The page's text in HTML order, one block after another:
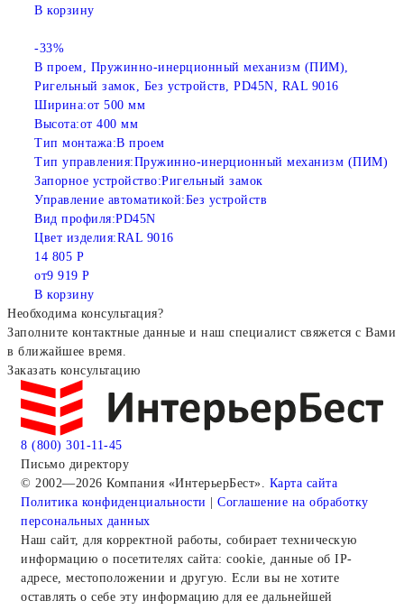
В корзину
-33%
В проем, Пружинно-инерционный механизм (ПИМ),
Ригельный замок, Без устройств, PD45N, RAL 9016
Ширина:от 500 мм
Высота:от 400 мм
Тип монтажа:В проем
Тип управления:Пружинно-инерционный механизм (ПИМ)
Запорное устройство:Ригельный замок
Управление автоматикой:Без устройств
Вид профиля:PD45N
Цвет изделия:RAL 9016
14 805 Р
от9 919 Р
В корзину
Необходима консультация?
Заполните контактные данные и наш специалист свяжется с Вами
в ближайшее время.
Заказать консультацию
8 (800) 301-11-45
Письмо директору
© 2002—2026 Компания «ИнтерьерБест». Карта сайта
Политика конфиденциальности | Соглашение на обработку
персональных данных
Наш сайт, для корректной работы, собирает техническую
информацию о посетителях сайта: cookie, данные об IP-
адресе, местоположении и другую. Если вы не хотите
оставлять о себе эту информацию для ее дальнейшей